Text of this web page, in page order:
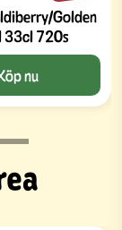
Golden
33cl 720s
nu